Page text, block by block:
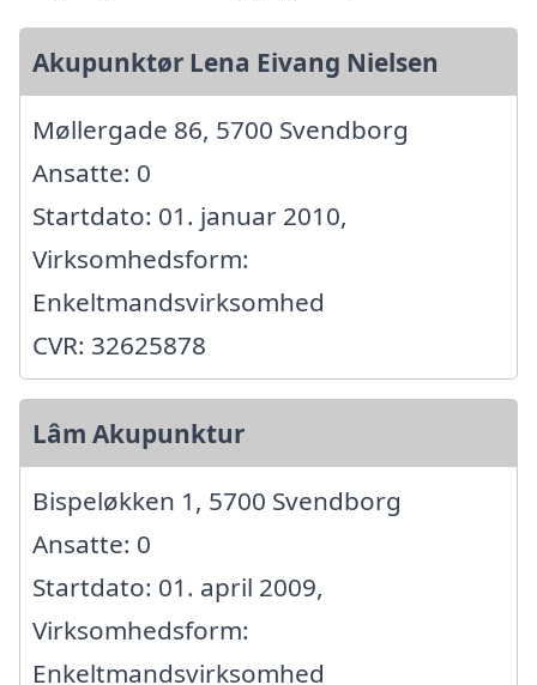
Akupunktør Lena Eivang Nielsen
Møllergade 86, 5700 Svendborg
Ansatte: 0
Startdato: 01. januar 2010,
Virksomhedsform:
Enkeltmandsvirksomhed
CVR: 32625878
Lâm Akupunktur
Bispeløkken 1, 5700 Svendborg
Ansatte: 0
Startdato: 01. april 2009,
Virksomhedsform:
Enkeltmandsvirksomhed